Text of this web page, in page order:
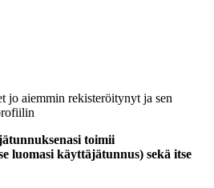
jo aiemmin rekisteröitynyt ja sen
toimii
luomasi käyttäjätunnus) sekä itse